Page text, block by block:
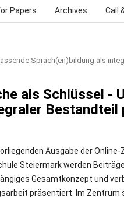
Papers Archives Call
Sprach(en)bildung als
als Schlüssel -
Ausgabe der
Steiermark werden
Gesamtkonzept und
präsentiert. Im Zentrum